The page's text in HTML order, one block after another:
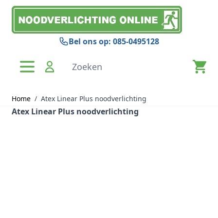
Ga naar de inhoud
Bel ons op: 085-0495128
Zoeken
Home / Atex Linear Plus noodverlichting
Atex Linear Plus noodverlichting